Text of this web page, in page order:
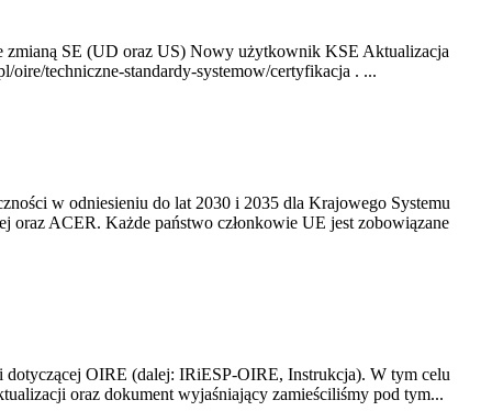
SE (UD oraz US) Nowy użytkownik KSE Aktualizacja
oire/techniczne-standardy-systemow/certyfikacja . ...
w odniesieniu do lat 2030 i 2035 dla Krajowego Systemu
oraz ACER. Każde państwo członkowie UE jest zobowiązane
OIRE (dalej: IRiESP-OIRE, Instrukcja). W tym celu
oraz dokument wyjaśniający zamieściliśmy pod tym...